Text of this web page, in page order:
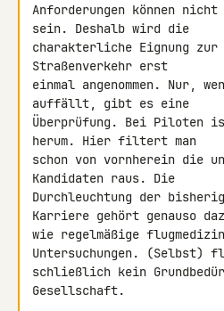
Anforderungen können
sein. Deshalb wird die
charakterliche Eignung zur
Straßenverkehr erst
einmal angenommen. Nur,
auffällt, gibt es eine
Überprüfung. Bei Piloten
herum. Hier filtert man
schon von vornherein die
Kandidaten raus. Die
Durchleuchtung der
Karriere gehört genauso
wie regelmäßige
Untersuchungen. (Selbst)
schließlich kein
Gesellschaft.